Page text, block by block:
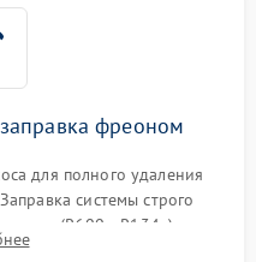
фреоном
для полного удаления
системы строго
(R600a, R134a) по
давления в системе.